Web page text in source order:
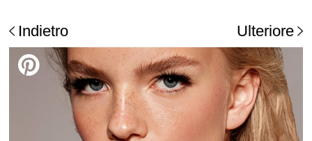
Indietro Ulteriore